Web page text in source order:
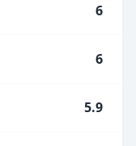
6
6
5.9